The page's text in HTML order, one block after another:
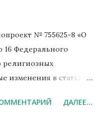
№ 755625-8 «О
16 Федерального
религиозных
изменения в статью
серьёзныеДАЛЕЕ...